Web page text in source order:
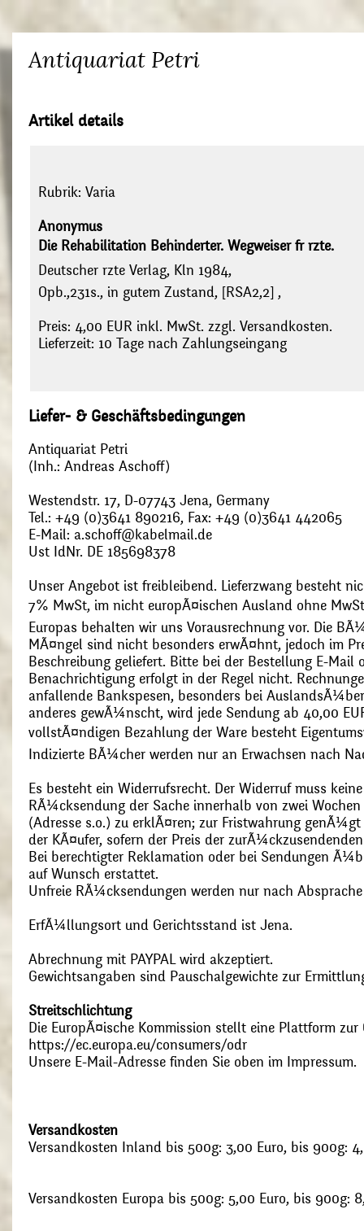
Antiquariat Petri
Artikel details
Rubrik: Varia
Anonymus
Die Rehabilitation Behinderter. Wegweiser fr rzte.
Deutscher rzte Verlag, Kln 1984,
Opb.,231s., in gutem Zustand, [RSA2,2] ,
Preis: 4,00 EUR inkl. MwSt. zzgl. Versandkosten.
Lieferzeit: 10 Tage nach Zahlungseingang
Liefer- & Geschäftsbedingungen
Antiquariat Petri
(Inh.: Andreas Aschoff)
Westendstr. 17, D-07743 Jena, Germany
Tel.: +49 (0)3641 890216, Fax: +49 (0)3641 442065
E-Mail: a.schoff@kabelmail.de
Ust IdNr. DE 185698378
Unser Angebot ist freibleibend. Lieferzwang besteht
7% MwSt, im nicht europÃ¤ischen Ausland ohne
Europas behalten wir uns Vorausrechnung vor. Die
MÃ¤ngel sind nicht besonders erwÃ¤hnt, jedoch im
Beschreibung geliefert. Bitte bei der Bestellung E-Mail
Benachrichtigung erfolgt in der Regel nicht.
anfallende Bankspesen, besonders bei
anderes gewÃ¼nscht, wird jede Sendung ab 40,00
vollstÃ¤ndigen Bezahlung der Ware besteht
Indizierte BÃ¼cher werden nur an Erwachsen nach
Es besteht ein Widerrufsrecht. Der Widerruf muss
RÃ¼cksendung der Sache innerhalb von zwei
(Adresse s.o.) zu erklÃ¤ren; zur Fristwahrung
der KÃ¤ufer, sofern der Preis der
Bei berechtigter Reklamation oder bei Sendungen
auf Wunsch erstattet.
Unfreie RÃ¼cksendungen werden nur nach
ErfÃ¼llungsort und Gerichtsstand ist Jena.
Abrechnung mit PAYPAL wird akzeptiert.
Gewichtsangaben sind Pauschalgewichte zur
Streitschlichtung
Die EuropÃ¤ische Kommission stellt eine Plattform
https://ec.europa.eu/consumers/odr
Unsere E-Mail-Adresse finden Sie oben im Impressum.
Versandkosten
Versandkosten Inland bis 500g: 3,00 Euro, bis 900g:
Versandkosten Europa bis 500g: 5,00 Euro, bis 900g: